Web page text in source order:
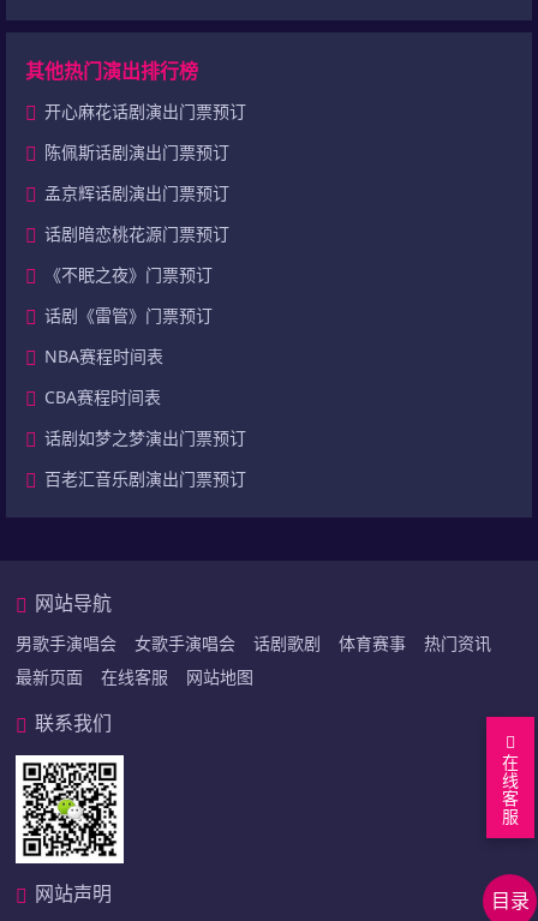
目录
回
顶
文
上
其他热门演出排行榜
开心麻花话剧演出门票预订
陈佩斯话剧演出门票预订
孟京辉话剧演出门票预订
话剧暗恋桃花源门票预订
《不眠之夜》门票预订
话剧《雷管》门票预订
NBA赛程时间表
CBA赛程时间表
话剧如梦之梦演出门票预订
百老汇音乐剧演出门票预订
网站导航
男歌手演唱会 女歌手演唱会 话剧歌剧 体育赛事
热门资讯
最新页面
在线客服 网站地图
在
线
客
服
联系我们
网站声明